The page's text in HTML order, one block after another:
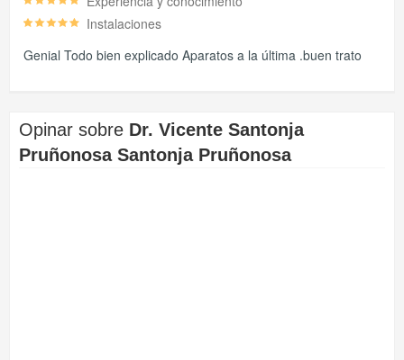
Instalaciones
Genial Todo bien explicado Aparatos a la última .buen trato
Opinar sobre Dr. Vicente Santonja
Pruñonosa Santonja Pruñonosa